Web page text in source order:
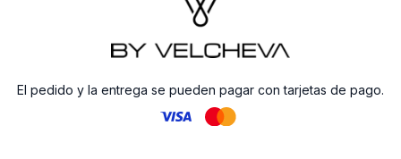
El pedido y la entrega se pueden pagar con tarjetas de pago.